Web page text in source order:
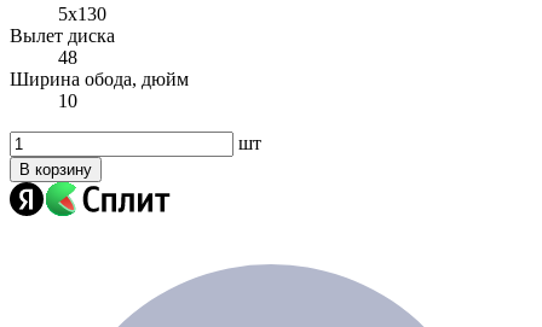
5x130
Вылет диска
48
Ширина обода, дюйм
10
шт
В корзину